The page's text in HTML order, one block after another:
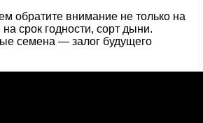
обратите внимание не только на
срок годности, сорт дыни.
семена — залог будущего